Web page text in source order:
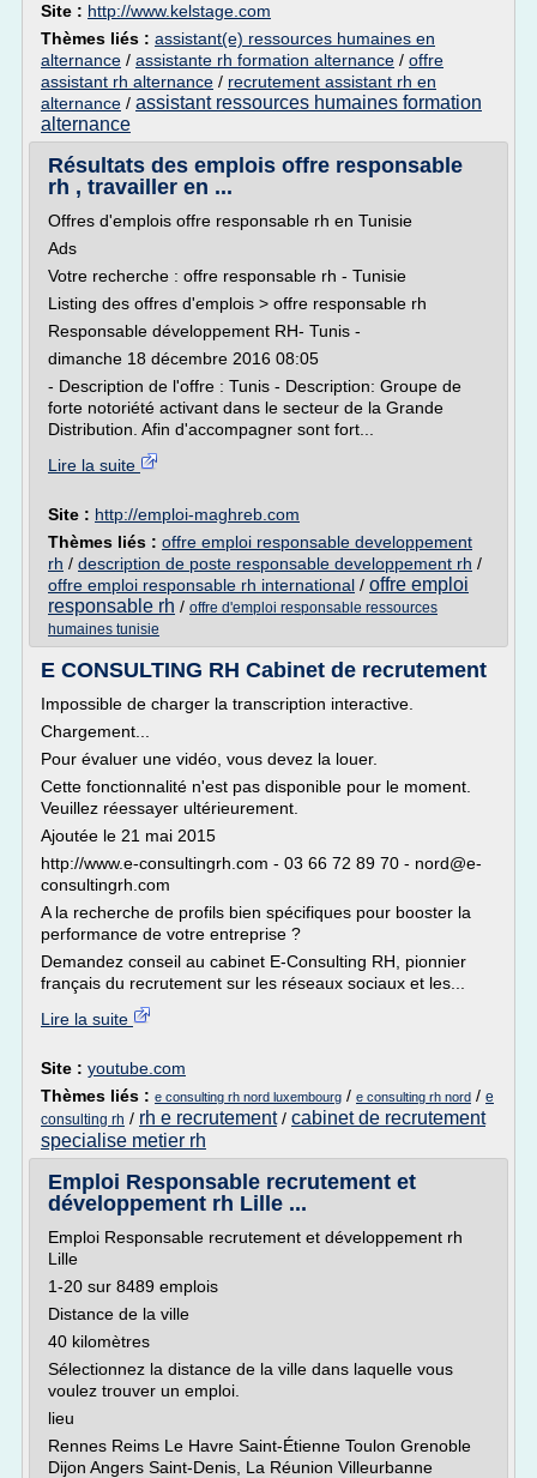
Site : http://www.kelstage.com
Thèmes liés : assistant(e) ressources humaines en
alternance / assistante rh formation alternance / offre
assistant rh alternance / recrutement assistant rh en
alternance / assistant ressources humaines formation
alternance
Résultats des emplois offre responsable
rh , travailler en ...
Offres d'emplois offre responsable rh en Tunisie
Ads
Votre recherche : offre responsable rh - Tunisie
Listing des offres d'emplois > offre responsable rh
Responsable développement RH- Tunis -
dimanche 18 décembre 2016 08:05
- Description de l'offre : Tunis - Description: Groupe de
forte notoriété activant dans le secteur de la Grande
Distribution. Afin d'accompagner sont fort...
Lire la suite
Site : http://emploi-maghreb.com
Thèmes liés : offre emploi responsable developpement
rh / description de poste responsable developpement rh /
offre emploi responsable rh international / offre emploi
responsable rh / offre d'emploi responsable ressources
humaines tunisie
E CONSULTING RH Cabinet de recrutement
Impossible de charger la transcription interactive.
Chargement...
Pour évaluer une vidéo, vous devez la louer.
Cette fonctionnalité n'est pas disponible pour le moment.
Veuillez réessayer ultérieurement.
Ajoutée le 21 mai 2015
http://www.e-consultingrh.com - 03 66 72 89 70 - nord@e-
consultingrh.com
A la recherche de profils bien spécifiques pour booster la
performance de votre entreprise ?
Demandez conseil au cabinet E-Consulting RH, pionnier
français du recrutement sur les réseaux sociaux et les...
Lire la suite
Site : youtube.com
Thèmes liés : e consulting rh nord luxembourg / e consulting rh nord / e
consulting rh / rh e recrutement/ cabinet de recrutement
specialise metier rh
Emploi Responsable recrutement et
développement rh Lille ...
Emploi Responsable recrutement et développement rh
Lille
1-20 sur 8489 emplois
Distance de la ville
40 kilomètres
Sélectionnez la distance de la ville dans laquelle vous
voulez trouver un emploi.
lieu
Rennes Reims Le Havre Saint-Étienne Toulon Grenoble
Dijon Angers Saint-Denis, La Réunion Villeurbanne